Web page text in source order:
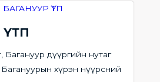
ҮТП
Багануур дүүргийн нутаг
хүрэн нүүрсний